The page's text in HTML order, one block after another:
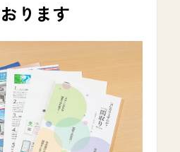
ります